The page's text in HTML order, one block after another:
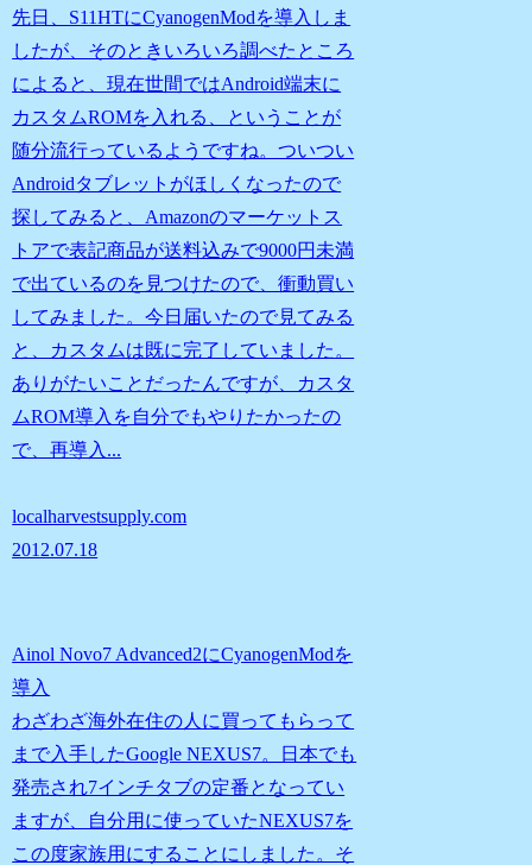
先日、S11HTにCyanogenModを導入しま
したが、そのときいろいろ調べたところ
によると、現在世間ではAndroid端末に
カスタムROMを入れる、ということが
随分流行っているようですね。ついつい
Androidタブレットがほしくなったので
探してみると、Amazonのマーケットス
トアで表記商品が送料込みで9000円未満
で出ているのを見つけたので、衝動買い
してみました。今日届いたので見てみる
と、カスタムは既に完了していました。
ありがたいことだったんですが、カスタ
ムROM導入を自分でもやりたかったの
で、再導入...
localharvestsupply.com
2012.07.18
Ainol Novo7 Advanced2にCyanogenModを
導入
わざわざ海外在住の人に買ってもらって
まで入手したGoogle NEXUS7。日本でも
発売され7インチタブの定番となってい
ますが、自分用に使っていたNEXUS7を
この度家族用にすることにしました。そ